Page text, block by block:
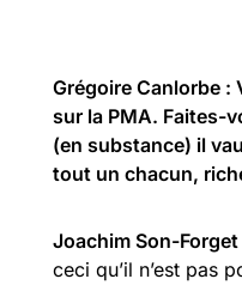
Grégoire Canlorbe
sur la PMA. Faites-
(en substance) il
tout un chacun,
Joachim Son-Forget
ceci qu’il n’est pas